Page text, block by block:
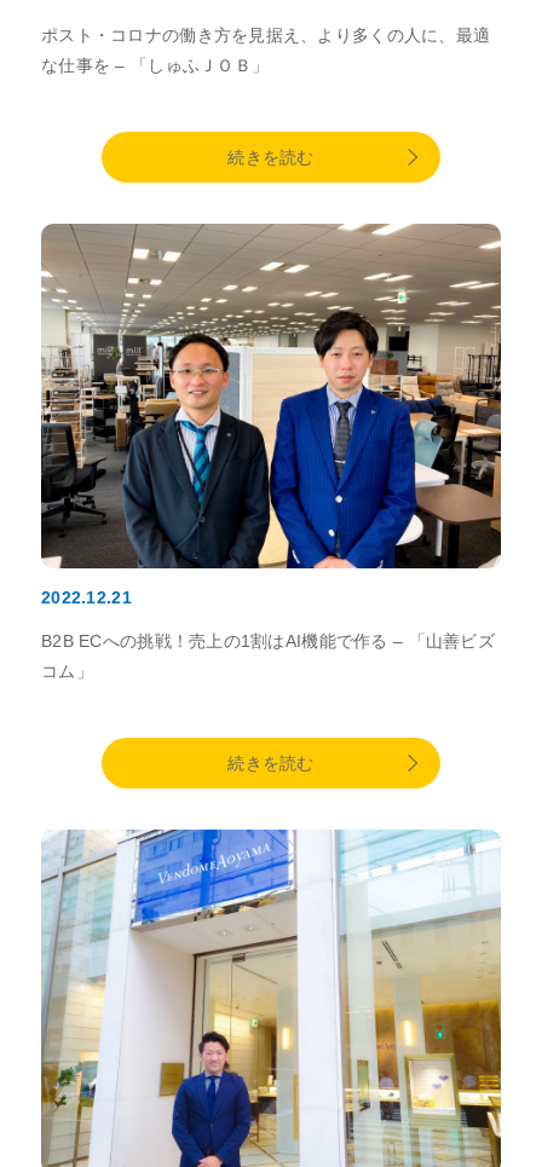
ポスト・コロナの働き方を見据え、より多くの人に、最適
な仕事を – 「しゅふＪＯＢ」
続きを読む
2022.12.21
B2B ECへの挑戦！売上の1割はAI機能で作る – 「山善ビズ
コム」
続きを読む